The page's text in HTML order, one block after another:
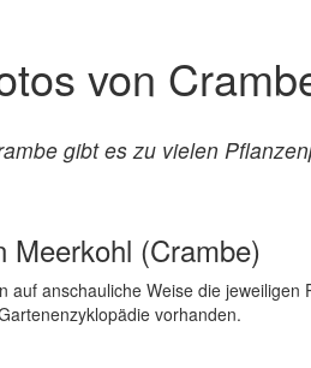
von
gibt es zu vielen
Meerkohl (Crambe)
auf anschauliche Weise die
vorhanden.